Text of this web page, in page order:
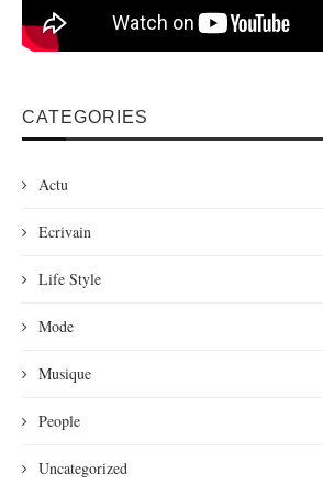
CATEGORIES
Actu
Ecrivain
Life Style
Mode
Musique
People
Uncategorized